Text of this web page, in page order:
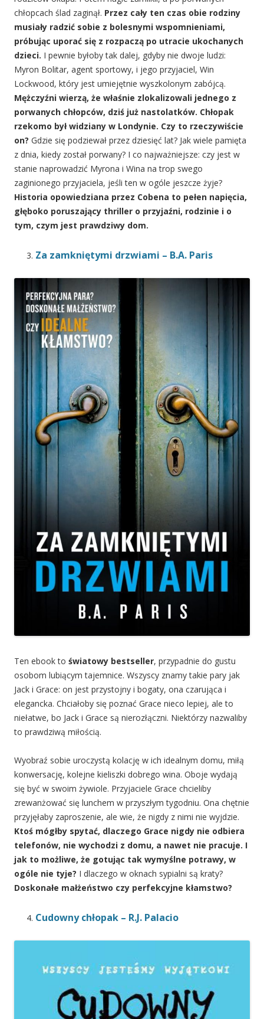
chłopcach ślad zaginął. Przez cały ten czas obie rodziny
musiały radzić sobie z bolesnymi wspomnieniami,
próbując uporać się z rozpaczą po utracie ukochanych
dzieci. I pewnie byłoby tak dalej, gdyby nie dwoje ludzi:
Myron Bolitar, agent sportowy, i jego przyjaciel, Win
Lockwood, który jest umiejętnie wyszkolonym zabójcą.
Mężczyźni wierzą, że właśnie zlokalizowali jednego z
porwanych chłopców, dziś już nastolatków. Chłopak
rzekomo był widziany w Londynie. Czy to rzeczywiście
on? Gdzie się podziewał przez dziesięć lat? Jak wiele pamięta
z dnia, kiedy został porwany? I co najważniejsze: czy jest w
stanie naprowadzić Myrona i Wina na trop swego
zaginionego przyjaciela, jeśli ten w ogóle jeszcze żyje?
Historia opowiedziana przez Cobena to pełen napięcia,
głęboko poruszający thriller o przyjaźni, rodzinie i o
tym, czym jest prawdziwy dom.
Za zamkniętymi drzwiami – B.A. Paris
Ten ebook to światowy bestseller, przypadnie do gustu
osobom lubiącym tajemnice. Wszyscy znamy takie pary jak
Jack i Grace: on jest przystojny i bogaty, ona czarująca i
elegancka. Chciałoby się poznać Grace nieco lepiej, ale to
niełatwe, bo Jack i Grace są nierozłączni. Niektórzy nazwaliby
to prawdziwą miłością.
Wyobraź sobie uroczystą kolację w ich idealnym domu, miłą
konwersację, kolejne kieliszki dobrego wina. Oboje wydają
się być w swoim żywiole. Przyjaciele Grace chcieliby
zrewanżować się lunchem w przyszłym tygodniu. Ona chętnie
przyjęłaby zaproszenie, ale wie, że nigdy z nimi nie wyjdzie.
Ktoś mógłby spytać, dlaczego Grace nigdy nie odbiera
telefonów, nie wychodzi z domu, a nawet nie pracuje. I
jak to możliwe, że gotując tak wymyślne potrawy, w
ogóle nie tyje? I dlaczego w oknach sypialni są kraty?
Doskonałe małżeństwo czy perfekcyjne kłamstwo?
Cudowny chłopak – R.J. Palacio